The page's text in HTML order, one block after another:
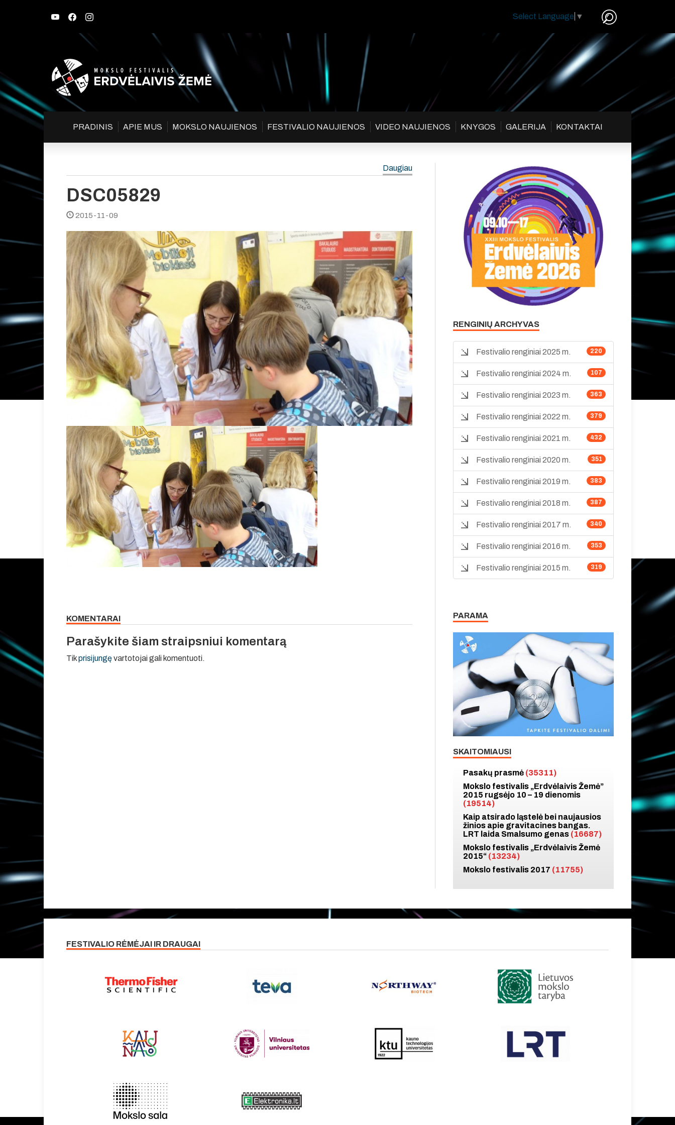
Select Language ▼
PRADINIS APIE MUS MOKSLO NAUJIENOS FESTIVALIO NAUJIENOS VIDEO NAUJIENOS KNYGOS GALERIJA KONTAKTAI
Daugiau
DSC05829
2015-11-09
KOMENTARAI
Parašykite šiam straipsniui komentarą
Tikprisijungęvartotojai gali komentuoti.
RENGINIŲ ARCHYVAS
220
Festivalio renginiai 2025 m.
107
Festivalio renginiai 2024 m.
363
Festivalio renginiai 2023 m.
379
Festivalio renginiai 2022 m.
432
Festivalio renginiai 2021 m.
351
Festivalio renginiai 2020 m.
383
Festivalio renginiai 2019 m.
387
Festivalio renginiai 2018 m.
340
Festivalio renginiai 2017 m.
353
Festivalio renginiai 2016 m.
319
Festivalio renginiai 2015 m.
PARAMA
SKAITOMIAUSI
Pasakų prasmė (35311)
Mokslo festivalis „Erdvėlaivis Žemė”
2015 rugsėjo 10 – 19 dienomis
(19514)
Kaip atsirado ląstelė bei naujausios
žinios apie gravitacines bangas.
LRT laida Smalsumo genas (16687)
Mokslo festivalis „Erdvėlaivis Žemė
2015“ (13234)
Mokslo festivalis 2017 (11755)
FESTIVALIO RĖMĖJAI IR DRAUGAI